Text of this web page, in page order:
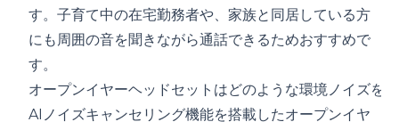
す。子育て中の在宅勤務者や、家族と同居している方
にも周囲の音を聞きながら通話できるためおすすめで
す。
オープンイヤーヘッドセットはどのような環境ノイズを
AIノイズキャンセリング機能を搭載したオープンイヤ